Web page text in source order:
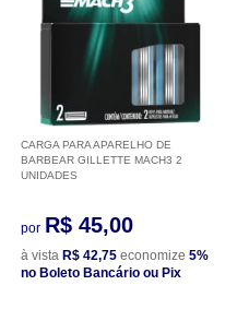
CARGA PARA APARELHO DE
BARBEAR GILLETTE MACH3 2
UNIDADES
por R$ 45,00
à vista R$ 42,75 economize 5%
no Boleto Bancário ou Pix